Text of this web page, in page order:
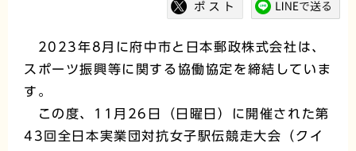
2023年8月に府中市と日本郵政株式会社は、
スポーツ振興等に関する協働協定を締結していま
す。
この度、11月26日（日曜日）に開催された第
43回全日本実業団対抗女子駅伝競走大会（クイ